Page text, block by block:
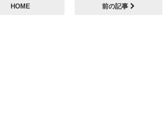
HOME 前の記事